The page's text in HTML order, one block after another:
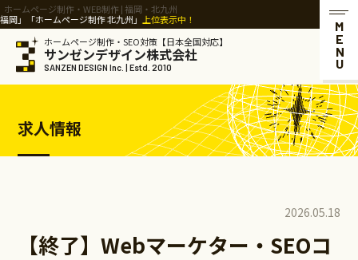
ホームページ制作・WEB制作 | 福岡・北九州
ームページ制作 北九州」上位表示中！
ホームページ制作・SEO対策【日本全国対応】
サンゼンデザイン株式会社
SANZEN DESIGN Inc. | Estd. 2010 MENU
求人情報
2026.05.18
【終了】Webマーケター・SEOコ